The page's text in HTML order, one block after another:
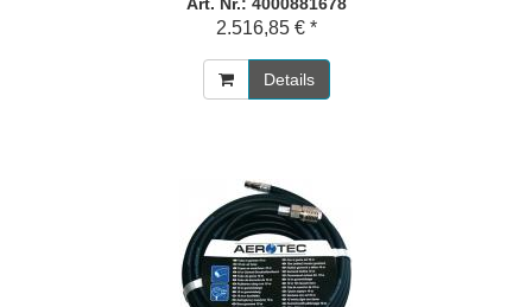
2.516,85 € *
Details